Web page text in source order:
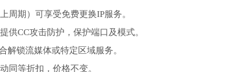
周期）可享受免费更换IP服务。
供CC攻击防护，保护端口及模式。
解锁流媒体或特定区域服务。
同等折扣，价格不变。